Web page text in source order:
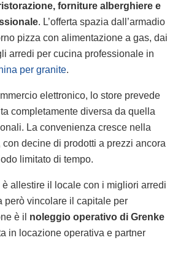
forniture alberghiere e
. L’offerta spazia dall’armadio
pizza con alimentazione a gas, dai
arredi per cucina professionale in
per granite.
elettronico, lo store prevede
completamente diversa da quella
La convenienza cresce nella
con decine di prodotti a prezzi ancora
limitato di tempo.
è allestire il locale con i migliori arredi
però vincolare il capitale per
è il noleggio operativo di Grenke
in locazione operativa e partner